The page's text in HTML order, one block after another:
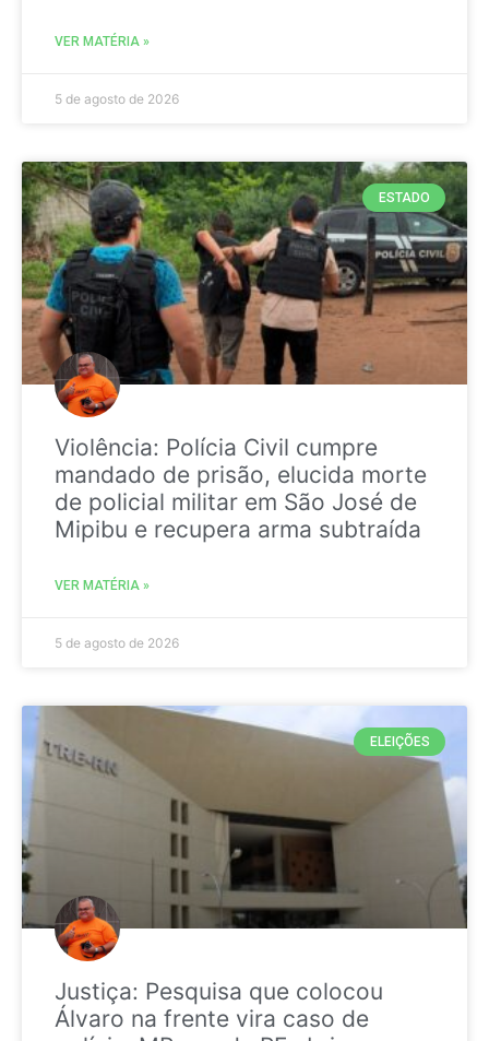
VER MATÉRIA »
5 de agosto de 2026
ESTADO
Violência: Polícia Civil cumpre
mandado de prisão, elucida morte
de policial militar em São José de
Mipibu e recupera arma subtraída
VER MATÉRIA »
5 de agosto de 2026
ELEIÇÕES
Justiça: Pesquisa que colocou
Álvaro na frente vira caso de